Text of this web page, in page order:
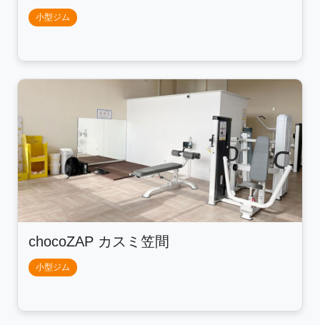
小型ジム
chocoZAP カスミ笠間
小型ジム